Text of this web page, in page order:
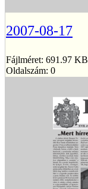
2007-08-17
Fájlméret: 691.97 KB
Oldalszám: 0